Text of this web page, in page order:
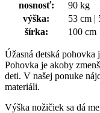
nosnosť:
90 kg
výška:
53 cm |
šírka:
100 cm
Úžasná detská pohovka
Pohovka je akoby
deti. V našej ponuke
materiáli.
Výška nožičiek sa dá